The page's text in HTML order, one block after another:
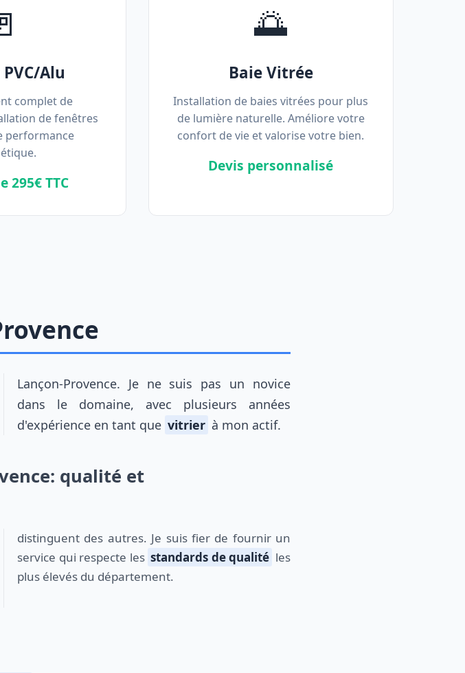
Alu
complet de
de fenêtres
performance
295€ TTC
🌅
Baie Vitrée
Installation de baies vitrées pour plus
de lumière naturelle. Améliore votre
confort de vie et valorise votre bien.
Devis personnalisé
dans le domaine, avec plusieurs années
d'expérience en tant que vitrier à mon actif.
qualité et
distinguent des autres. Je suis fier de fournir un
service qui respecte les standards de qualité les
plus élevés du département.